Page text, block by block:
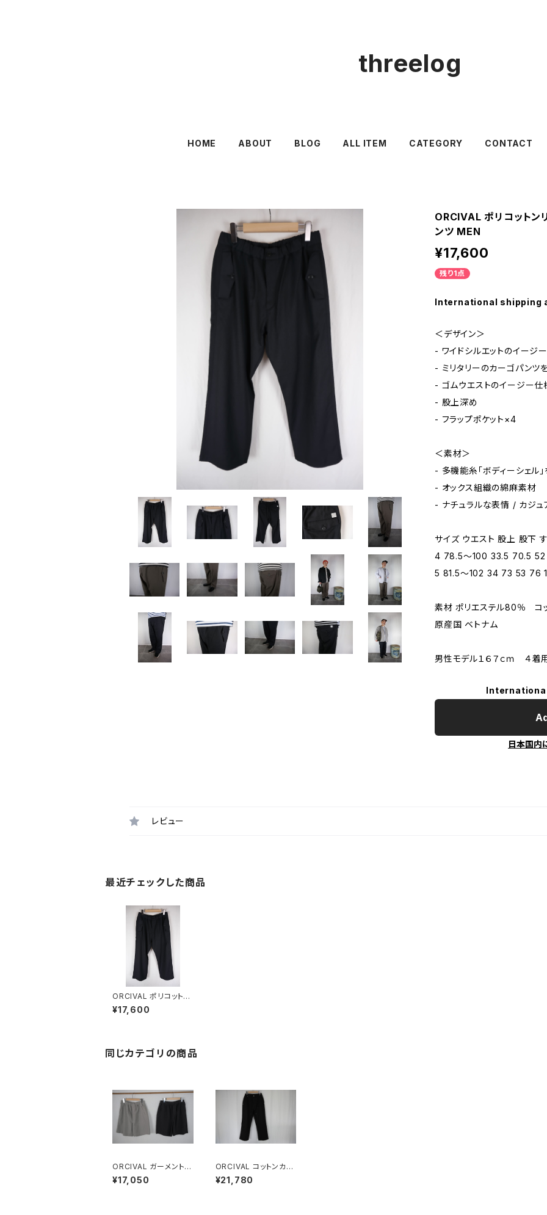
threelog
HOME ABOUT BLOG ALL ITEM CATEGORY CONTACT
ORCIVAL ポリコットン
ンツ MEN
¥17,600
残り1点
International shipping
＜デザイン＞
- ワイドシルエットのイージ
- ミリタリーのカーゴパンツ
- ゴムウエストのイージー仕
- 股上深め
- フラップポケット×4
＜素材＞
- 多機能糸「ボディーシェル
- オックス組織の綿麻素材
- ナチュラルな表情 / カジュ
サイズ ウエスト 股上 股下
4 78.5～100 33.5 70.5 52
5 81.5～102 34 73 53 76
素材 ポリエステル80％ コ
原産国 ベトナム
男性モデル１６７ｃｍ ４着
日本国内
レビュー
最近チェックした商品
ORCIVAL ポリコットン
リネン フラップポケット
ワイドパンツ MEN
¥17,600
同じカテゴリの商品
ORCIVAL ガーメントダ
イ イージーショートパ
ンツ MEN
¥17,050
ORCIVAL コットンカツ
ラギ ダブルニーイージ
ーパンツ MEN
¥21,780